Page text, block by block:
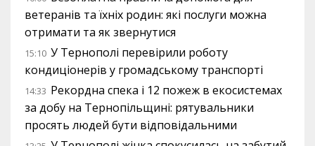
ветеранів та їхніх родин: які послуги можна
отримати та як звернутися
15:10 У Тернополі перевірили роботу
кондиціонерів у громадському транспорті
14:33 Рекордна спека і 12 пожеж в екосистемах
за добу на Тернопільщині: рятувальники
просять людей бути відповідальними